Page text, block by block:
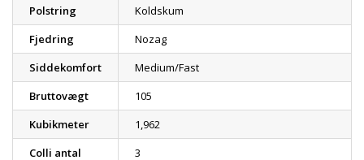
Polstring
Koldskum
Fjedring
Nozag
Siddekomfort
Medium/Fast
Bruttovægt
105
Kubikmeter
1,962
Colli antal
3